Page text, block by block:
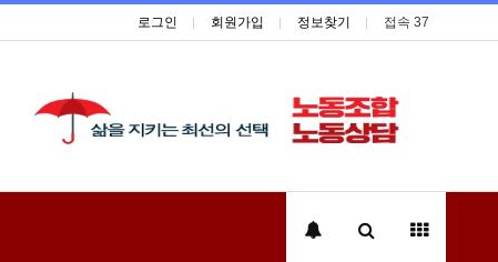
로그인 회원가입 정보찾기 접속 37